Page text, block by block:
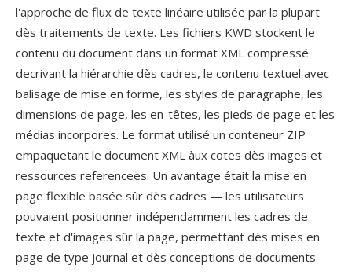
l'approche de flux de texte linéaire utilisée par la plupart
dès traitements de texte. Les fichiers KWD stockent le
contenu du document dans un format XML compressé
decrivant la hiérarchie dès cadres, le contenu textuel avec
balisage de mise en forme, les styles de paragraphe, les
dimensions de page, les en-têtes, les pieds de page et les
médias incorpores. Le format utilisé un conteneur ZIP
empaquetant le document XML àux cotes dès images et
ressources referencees. Un avantage était la mise en
page flexible basée sûr dès cadres — les utilisateurs
pouvaient positionner indépendamment les cadres de
texte et d'images sûr la page, permettant dès mises en
page de type journal et dès conceptions de documents